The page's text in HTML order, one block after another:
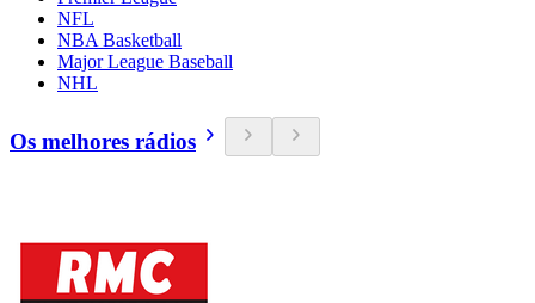
NFL
NBA Basketball
Major League Baseball
NHL
Os melhores rádios